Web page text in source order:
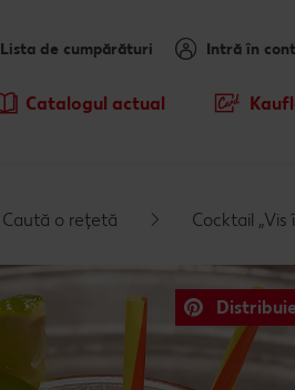
Catalogul actual
XTRA
Reduceri
Intră în cont
Lista de cumpărături
Caută o rețetă Cocktail „Vis
Distribuie